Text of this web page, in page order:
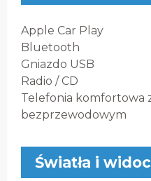
Apple Car Play
Bluetooth
Gniazdo USB
Radio / CD
Telefonia komfortowa
bezprzewodowym
Światła i